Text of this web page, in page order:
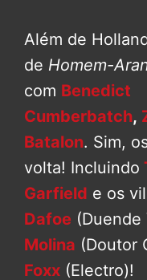
Além de
de Homem-
com Benedict
Cumberbatch,
Batalon. Sim,
volta! Incluindo
Garfield e os
Dafoe (Duende
Molina (Doutor
Foxx (Electro)!